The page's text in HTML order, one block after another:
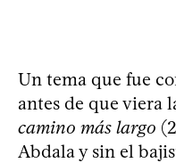
Un tema que fue
antes de que viera
camino más largo
Abdala y sin el